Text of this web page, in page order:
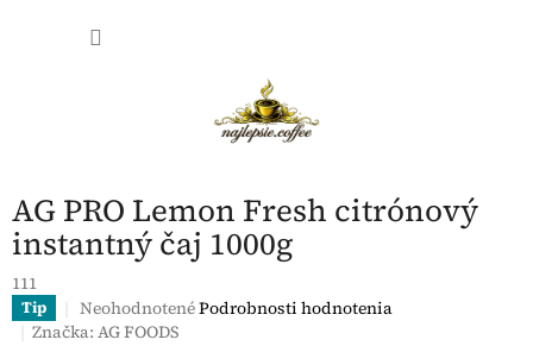
AG PRO Lemon Fresh citrónový
instantný čaj 1000g
111
Tip
Priemerné
hodnotenie
NeohodnotenéPodrobnosti hodnotenia
Značka:AG FOODS